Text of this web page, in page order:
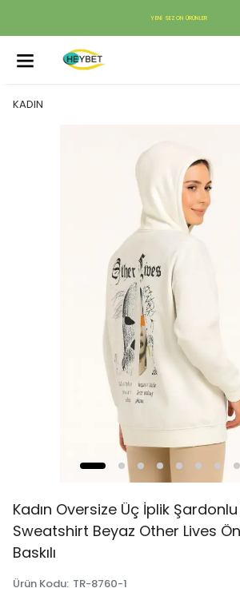
YENI SEZON ÜRÜNLER
KADIN
Kadın Oversize Üç İplik
Sweatshirt Beyaz Other Lives
Baskılı
Ürün Kodu: TR-8760-1